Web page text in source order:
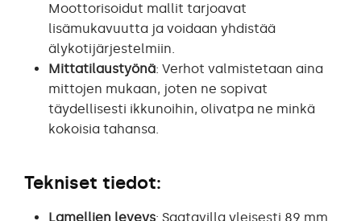
Moottorisoidut mallit tarjoavat
lisämukavuutta ja voidaan yhdistää
älykotijärjestelmiin.
Mittatilaustyönä: Verhot valmistetaan aina
mittojen mukaan, joten ne sopivat
täydellisesti ikkunoihin, olivatpa ne minkä
kokoisia tahansa.
Tekniset tiedot:
Lamellien leveys: Saatavilla yleisesti 89 mm